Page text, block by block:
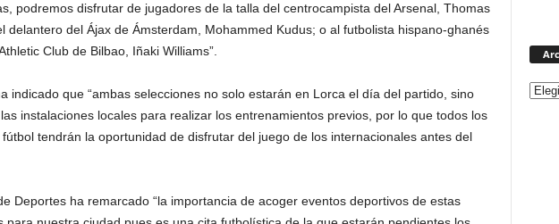
podremos disfrutar de jugadores de la talla del centrocampista del Arsenal, Thomas
delantero del Ájax de Ámsterdam, Mohammed Kudus; o al futbolista hispano-ghanés
Club de Bilbao, Iñaki Williams”.
indicado que “ambas selecciones no solo estarán en Lorca el día del partido, sino
instalaciones locales para realizar los entrenamientos previos, por lo que todos los
tendrán la oportunidad de disfrutar del juego de los internacionales antes del
Deportes ha remarcado “la importancia de acoger eventos deportivos de estas